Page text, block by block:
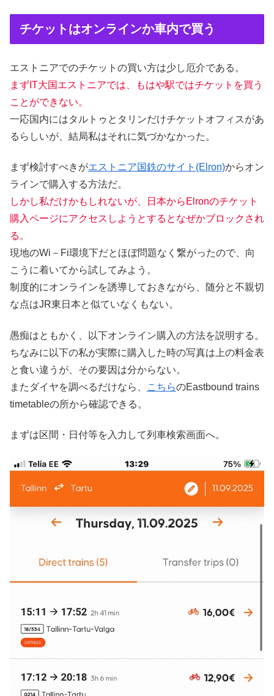
チケットはオンラインか車内で買う
エストニアでのチケットの買い方は少し厄介である。
まずIT大国エストニアでは、もはや駅ではチケットを買う
ことができない。
一応国内にはタルトゥとタリンだけチケットオフィスがあ
るらしいが、結局私はそれに気づかなかった。
まず検討すべきがエストニア国鉄のサイト(Elron)からオン
ラインで購入する方法だ。
しかし私だけかもしれないが、日本からElronのチケット
購入ページにアクセスしようとするとなぜかブロックされ
る。
現地のWi－Fi環境下だとほぼ問題なく繋がったので、向
こうに着いてから試してみよう。
制度的にオンラインを誘導しておきながら、随分と不親切
な点はJR東日本と似ていなくもない。
愚痴はともかく、以下オンライン購入の方法を説明する。
ちなみに以下の私が実際に購入した時の写真は上の料金表
と食い違うが、その要因は分からない。
またダイヤを調べるだけなら、
こちらのEastbound trains
timetableの所から確認できる。
まずは区間・日付等を入力して列車検索画面へ。